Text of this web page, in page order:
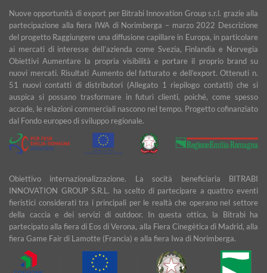
Nuove opportunità di export per Bitrabi Innovation Group s.r.l. grazie alla
partecipazione alla fiera IWA di Norimberga – marzo 2022 Descrizione
del progetto Raggiungere una diffusione capillare in Europa, in particolare
ai mercati di interesse dell’azienda come Svezia, Finlandia e Norvegia
Obiettivi Aumentare la propria visibilità e portare il proprio brand su
nuovi mercati. Risultati Aumento del fatturato e dell’export. Ottenuti n.
51 nuovi contatti di distributori (Allegato 1 riepilogo contatti) che si
auspica si possano trasformare in futuri clienti, poiché, come spesso
accade, le relazioni commerciali nascono nel tempo. Progetto cofinanziato
dal Fondo europeo di sviluppo regionale.
Obiettivo internazionalizzazione. La socità beneficiaria BITRABI
INNOVATION GROUP S.R.L. ha scelto di partecipare a quattro eventi
fieristici considerati tra i principali per le realtà che operano nel settore
della caccia e dei servizi di outdoor. In questa ottica, la Bitrabì ha
partecipato alla fiera di Eos di Verona, alla Fiera Cinegètica di Madrid, alla
fiera Game Fair di Lamotte (Francia) e alla fiera Iwa di Norimberga.